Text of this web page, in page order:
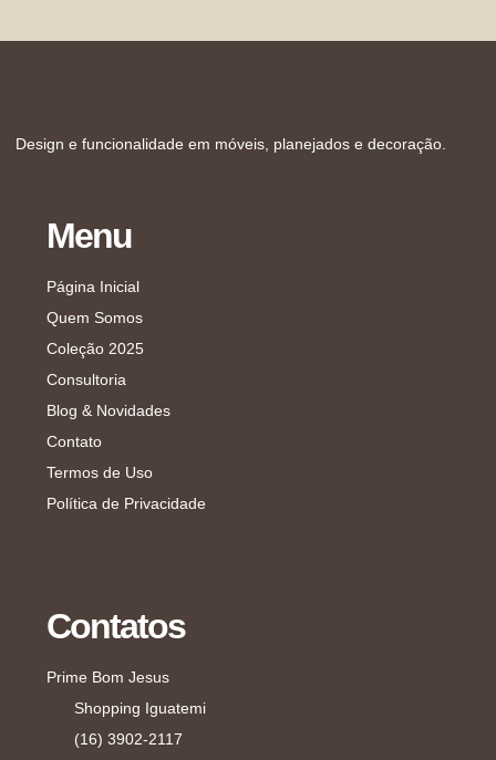
Design e funcionalidade em móveis, planejados e decoração.
Menu
Página Inicial
Quem Somos
Coleção 2025
Consultoria
Blog & Novidades
Contato
Termos de Uso
Política de Privacidade
Contatos
Prime Bom Jesus
Shopping Iguatemi
(16) 3902-2117